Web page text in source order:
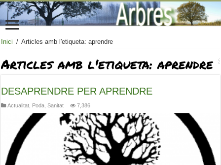
Inici / Articles amb l'etiqueta: aprendre
Articles amb l'etiqueta:aprendre
DESAPRENDRE PER APRENDRE
Actualitat Poda ,Sanitat 7,386